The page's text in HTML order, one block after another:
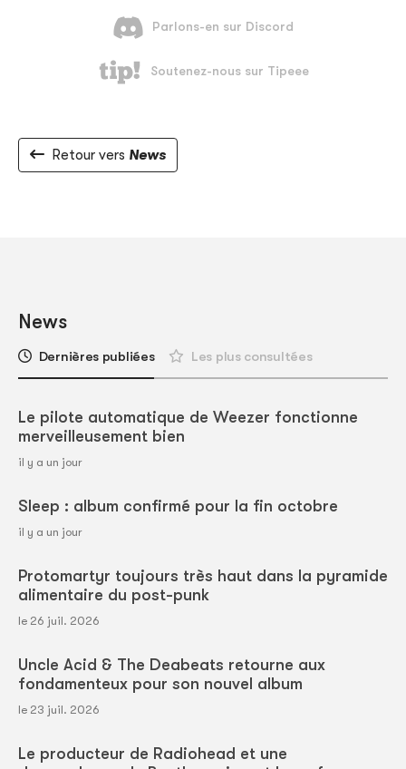
Retour vers News
News
Dernières publiées Les plus consultées
Le pilote automatique de Weezer fonctionne
merveilleusement bien
il y a un jour
Sleep : album confirmé pour la fin octobre
il y a un jour
Protomartyr toujours très haut dans la pyramide
alimentaire du post-punk
le 26 juil. 2026
Uncle Acid & The Deabeats retourne aux
fondamenteux pour son nouvel album
le 23 juil. 2026
Le producteur de Radiohead et une